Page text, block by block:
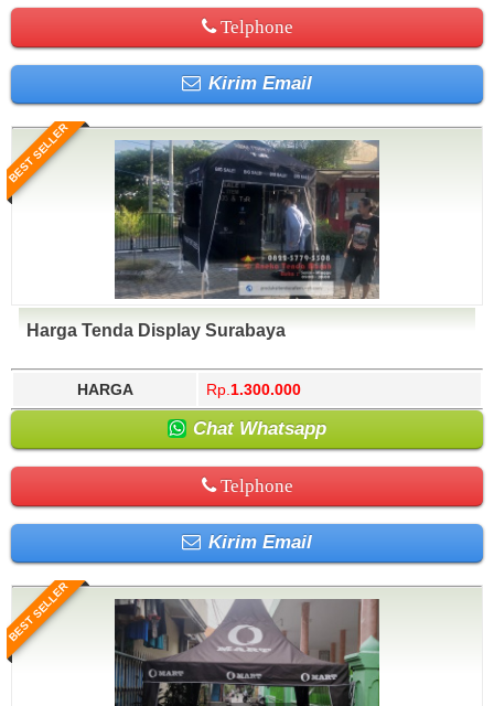
Telphone
Kirim Email
BEST SELLER
Harga Tenda Display Surabaya
HARGA Rp. 1.300.000
Chat Whatsapp
Telphone
Kirim Email
BEST SELLER